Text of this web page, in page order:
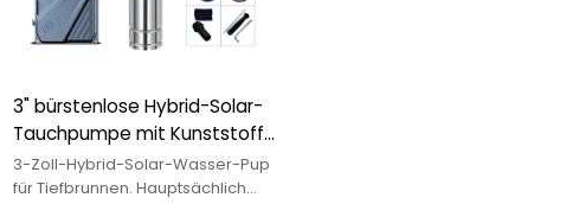
3" bürstenlose Hybrid-Solar-
Tauchpumpe mit Kunststoff-
Laufrad-Solarpumpe
3-Zoll-Hybrid-Solar-Wasser-Pup
für Tiefbrunnen. Hauptsächlich